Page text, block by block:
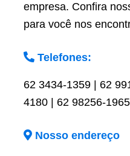
empresa. Confira
para você nos
Telefones:
62 3434-1359 | 62
4180 | 62 98256-1965
Nosso endereço